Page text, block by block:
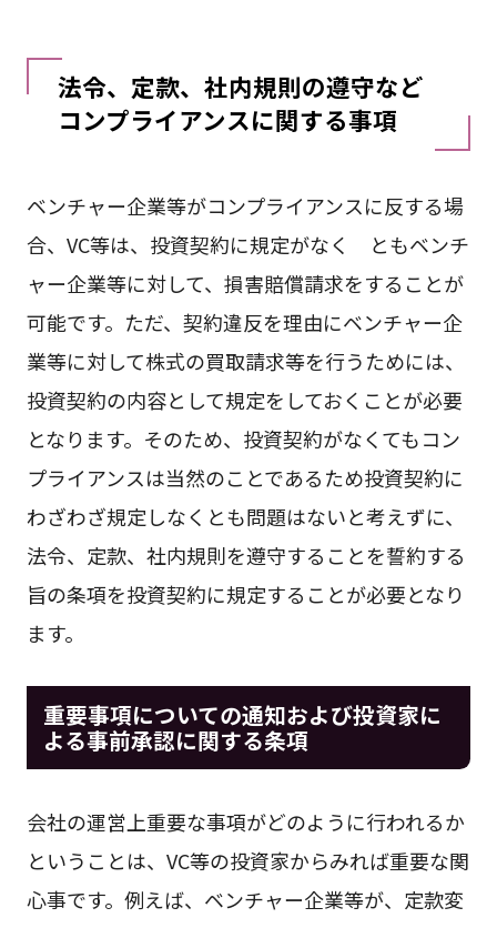
法令、定款、社内規則の遵守など
コンプライアンスに関する事項
ベンチャー企業等がコンプライアンスに反する場
合、VC等は、投資契約に規定がなく ともベンチ
ャー企業等に対して、損害賠償請求をすることが
可能です。ただ、契約違反を理由にベンチャー企
業等に対して株式の買取請求等を行うためには、
投資契約の内容として規定をしておくことが必要
となります。そのため、投資契約がなくてもコン
プライアンスは当然のことであるため投資契約に
わざわざ規定しなくとも問題はないと考えずに、
法令、定款、社内規則を遵守することを誓約する
旨の条項を投資契約に規定することが必要となり
ます。
重要事項についての通知および投資家に
よる事前承認に関する条項
会社の運営上重要な事項がどのように行われるか
ということは、VC等の投資家からみれば重要な関
心事です。例えば、ベンチャー企業等が、定款変